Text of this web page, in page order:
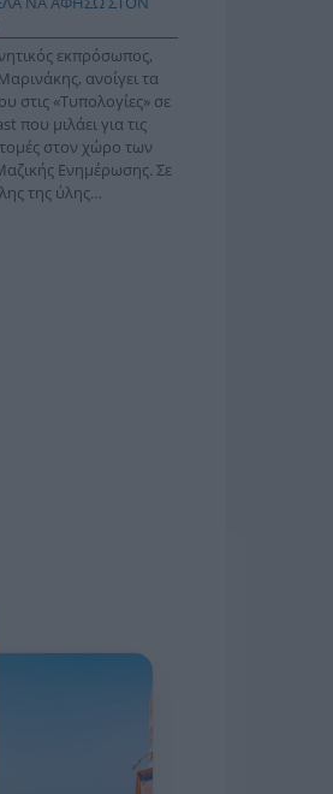
εκπρόσωπος,
ανοίγει τα
στις «Τυπολογίες» σε
που μιλάει για τις
στον χώρο των
Ενημέρωσης. Σε
της ύλης